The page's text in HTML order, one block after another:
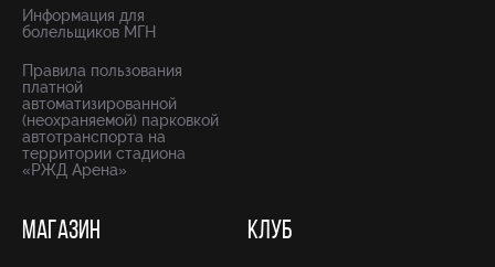
Информация для
болельщиков МГН
Правила пользования
платной
автоматизированной
(неохраняемой) парковкой
автотранспорта на
территории стадиона
«РЖД Арена»
МАГАЗИН КЛУБ